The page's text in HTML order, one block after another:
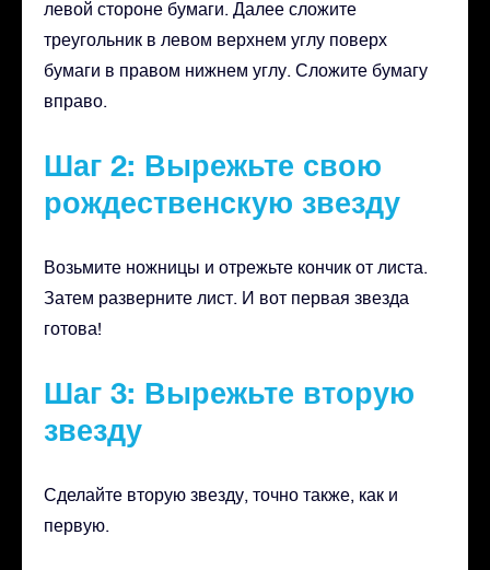
левой стороне бумаги. Далее сложите
треугольник в левом верхнем углу поверх
бумаги в правом нижнем углу. Сложите бумагу
вправо.
Шаг 2: Вырежьте свою
рождественскую звезду
Возьмите ножницы и отрежьте кончик от листа.
Затем разверните лист. И вот первая звезда
готова!
Шаг 3: Вырежьте вторую
звезду
Сделайте вторую звезду, точно также, как и
первую.